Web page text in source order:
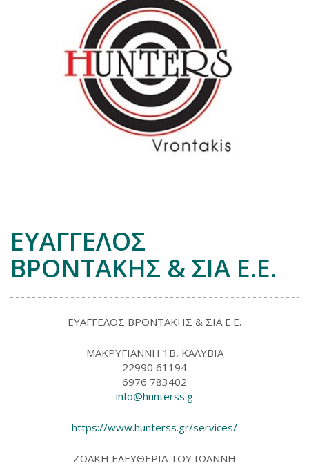
ΕΥΑΓΓΕΛΟΣ
ΒΡΟΝΤΑΚΗΣ & ΣΙΑ Ε.Ε.
ΕΥΑΓΓΕΛΟΣ ΒΡΟΝΤΑΚΗΣ & ΣΙΑ Ε.Ε.
ΜΑΚΡΥΓΙΑΝΝΗ 1Β, ΚΑΛΥΒΙΑ
22990 61194
6976 783402
info@hunterss.g
https://www.hunterss.gr/services/
ΖΩΑΚΗ ΕΛΕΥΘΕΡΙΑ ΤΟΥ ΙΩΑΝΝΗ